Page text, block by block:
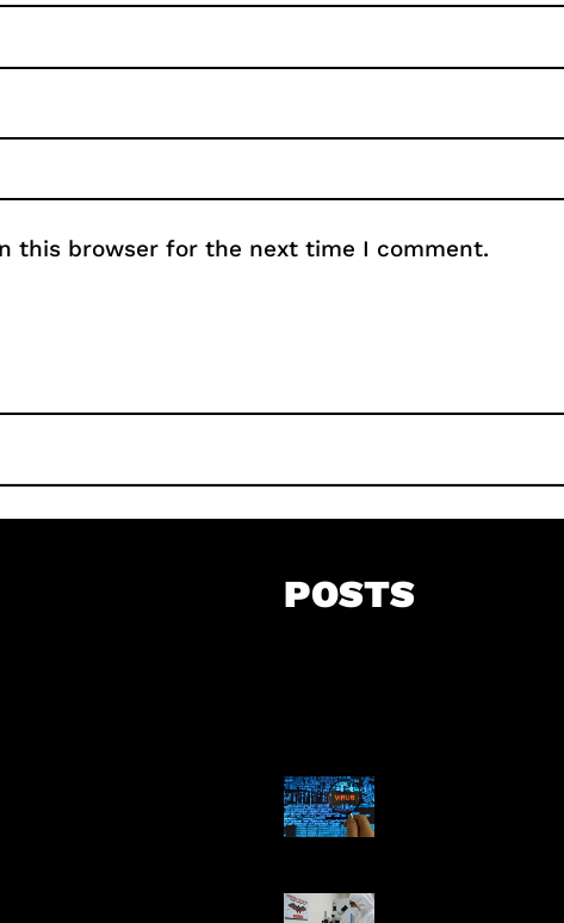
this browser for the next time I comment.
POSTS
5 Virus Komputer
Pertama Dunia
AI Ciptakan Virus